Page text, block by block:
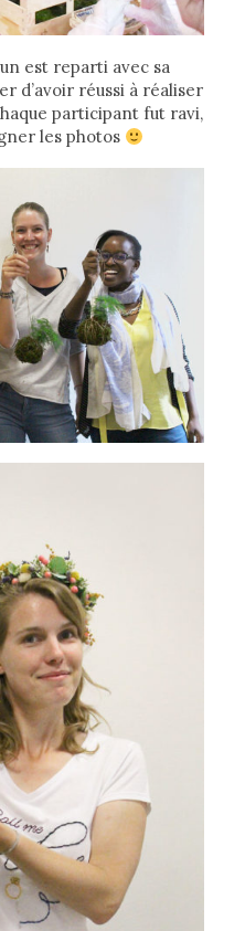
est reparti avec sa
d’avoir réussi à réaliser
participant fut ravi,
les photos